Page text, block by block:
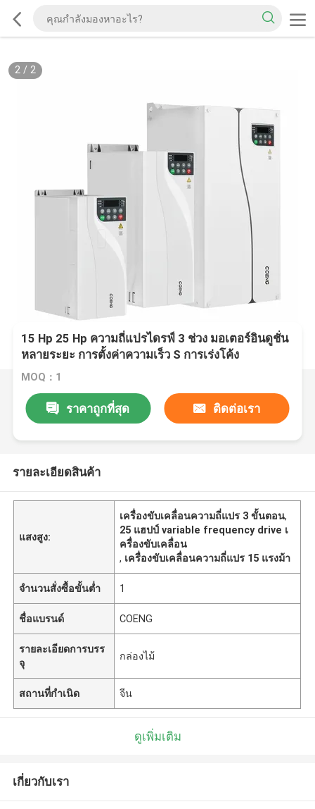
2/ 2
15 Hp 25 Hp ความถี่แปรไดรฟ์ 3 ช่วง มอเตอร์อินดูชั่น
หลายระยะ การตั้งค่าความเร็ว S การเร่งโค้ง
MOQ：1
ราคาถูกที่สุด ติดต่อเรา
รายละเอียดสินค้า
แสงสูง:
เครื่องขับเคลื่อนความถี่แปร 3 ขั้นตอน,
25 แฮปป์ variable frequency drive เ
ครื่องขับเคลื่อน
, เครื่องขับเคลื่อนความถี่แปร 15 แรงม้า
จำนวนสั่งซื้อขั้นต่ำ 1
ชื่อแบรนด์ COENG
รายละเอียดการบรร
จุ
กล่องไม้
สถานที่กำเนิด จีน
ดูเพิ่มเติม
เกี่ยวกับเรา